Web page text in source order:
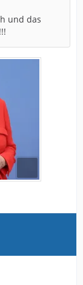
und das